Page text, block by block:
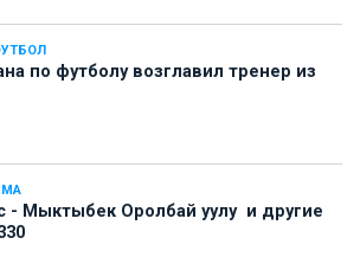
по футболу возглавил тренер из
- Мыктыбек Оролбай уулу и другие